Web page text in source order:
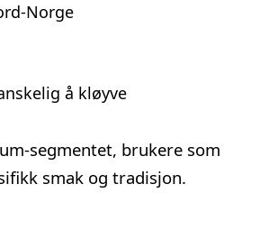
Norge
å kløyve
segmentet, brukere som
smak og tradisjon.